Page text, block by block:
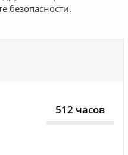
безопасности.
512 часов